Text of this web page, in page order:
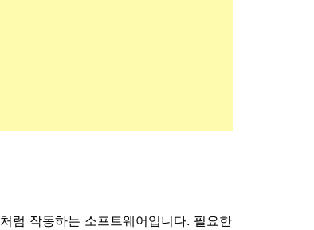
럼 작동하는 소프트웨어입니다. 필요한